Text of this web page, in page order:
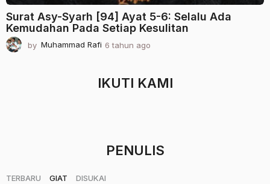
Surat Asy-Syarh [94] Ayat 5-6: Selalu Ada
Kemudahan Pada Setiap Kesulitan
by Muhammad Rafi 6 tahun ago
h
u
IKUTI KAMI
PENULIS
TERBARU GIAT DISUKAI